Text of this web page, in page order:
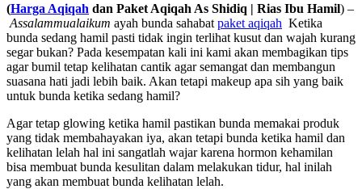
(Harga Aqiqah dan Paket Aqiqah As Shidiq | Rias Ibu Hamil) –
Assalammualaikum ayah bunda sahabat paket aqiqah Ketika
bunda sedang hamil pasti tidak ingin terlihat kusut dan wajah kurang
segar bukan? Pada kesempatan kali ini kami akan membagikan tips
agar bumil tetap kelihatan cantik agar semangat dan membangun
suasana hati jadi lebih baik. Akan tetapi makeup apa sih yang baik
untuk bunda ketika sedang hamil?
Agar tetap glowing ketika hamil pastikan bunda memakai produk
yang tidak membahayakan iya, akan tetapi bunda ketika hamil dan
kelihatan lelah hal ini sangatlah wajar karena hormon kehamilan
bisa membuat bunda kesulitan dalam melakukan tidur, hal inilah
yang akan membuat bunda kelihatan lelah.